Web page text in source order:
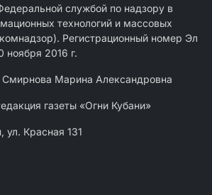
службой по надзору в
технологий и массовых
Регистрационный номер Эл
2016 г.
Смирнова Марина Александровна
газеты «Огни Кубани»
ул. Красная 131